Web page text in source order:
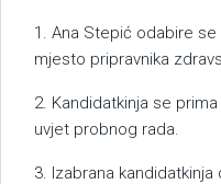
1. Ana Stepić odabire
mjesto pripravnika
2. Kandidatkinja se
uvjet probnog rada.
3. Izabrana